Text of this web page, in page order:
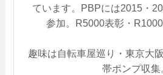
ています。PBPには2015・
参加。R5000表彰・
趣味は自転車屋巡り・東京大
帯ポンプ収集